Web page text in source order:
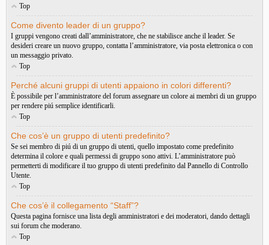
Top
Come divento leader di un gruppo?
I gruppi vengono creati dall’amministratore, che ne stabilisce anche il leader. Se
desideri creare un nuovo gruppo, contatta l’amministratore, via posta elettronica o con
un messaggio privato.
Top
Perché alcuni gruppi di utenti appaiono in colori differenti?
È possibile per l’amministratore del forum assegnare un colore ai membri di un gruppo
per rendere piú semplice identificarli.
Top
Che cos’è un gruppo di utenti predefinito?
Se sei membro di piú di un gruppo di utenti, quello impostato come predefinito
determina il colore e quali permessi di gruppo sono attivi. L’amministratore può
permetterti di modificare il tuo gruppo di utenti predefinito dal Pannello di Controllo
Utente.
Top
Che cos’è il collegamento “Staff”?
Questa pagina fornisce una lista degli amministratori e dei moderatori, dando dettagli
sui forum che moderano.
Top